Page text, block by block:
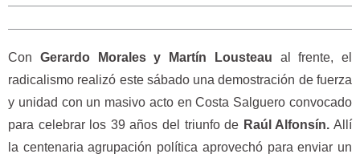
Con Gerardo Morales y Martín Lousteau al frente, el
radicalismo realizó este sábado una demostración de fuerza
y unidad con un masivo acto en Costa Salguero convocado
para celebrar los 39 años del triunfo de Raúl Alfonsín. Allí
la centenaria agrupación política aprovechó para enviar un